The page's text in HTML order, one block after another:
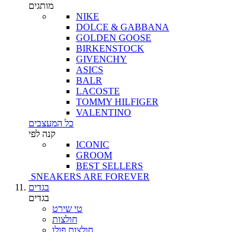
מותגים
NIKE
DOLCE & GABBANA
GOLDEN GOOSE
BIRKENSTOCK
GIVENCHY
ASICS
BALR
LACOSTE
TOMMY HILFIGER
VALENTINO
כל המעצבים
קנה לפי
ICONIC
GROOM
BEST SELLERS
SNEAKERS ARE FOREVER
בגדים
בגדים
טי שירט
חולצות
חולצות פולו